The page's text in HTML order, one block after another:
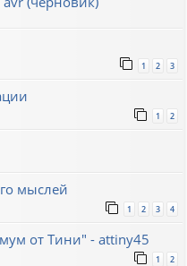
1 2 3
1 2
мыслей
1 2 3 4
от Тини" - attiny45
1 2